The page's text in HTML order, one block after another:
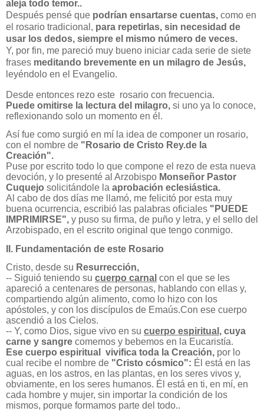
aleja todo temor..
Después pensé que podrían ensartarse cuentas, como en
el rosario tradicional, para repetirlas, sin necesidad de
usar los dedos, siempre el mismo número de veces.
Y, por fin, me pareció muy bueno iniciar cada serie de siete
frases meditando brevemente en un milagro de Jesús,
leyéndolo en el Evangelio.
Desde entonces rezo este rosario con frecuencia.
Puede omitirse la lectura del milagro, si uno ya lo conoce,
reflexionando solo un momento en él.
Así fue como surgió en mí la idea de componer un rosario,
con el nombre de "Rosario de Cristo Rey.de la
Creación".
Puse por escrito todo lo que compone el rezo de esta nueva
devoción, y lo presenté al Arzobispo Monseñor Pastor
Cuquejo solicitándole la aprobación eclesiástica.
Al cabo de dos días me llamó, me felicitó por esta muy
buena ocurrencia, escribió las palabras oficiales "PUEDE
IMPRIMIRSE", y puso su firma, de puño y letra, y el sello del
Arzobispado, en el escrito original que tengo conmigo.
II. Fundamentación de este Rosario
Cristo, desde su Resurrección,
-- Siguió teniendo su cuerpo carnal con el que se les
apareció a centenares de personas, hablando con ellas y,
compartiendo algún alimento, como lo hizo con los
apóstoles, y con los discípulos de Emaús.Con ese cuerpo
ascendió a los Cielos.
-- Y, como Dios, sigue vivo en su cuerpo espiritual , cuya
carne y sangre comemos y bebemos en la Eucaristía.
Ese cuerpo espiritual vivifica toda la Creación, por lo
cual recibe el nombre de "Cristo cósmico": Él está en las
aguas, en los astros, en las plantas, en los seres vivos y,
obviamente, en los seres humanos. Él está en ti, en mí, en
cada hombre y mujer, sin importar la condición de los
mismos, porque formamos parte del todo..